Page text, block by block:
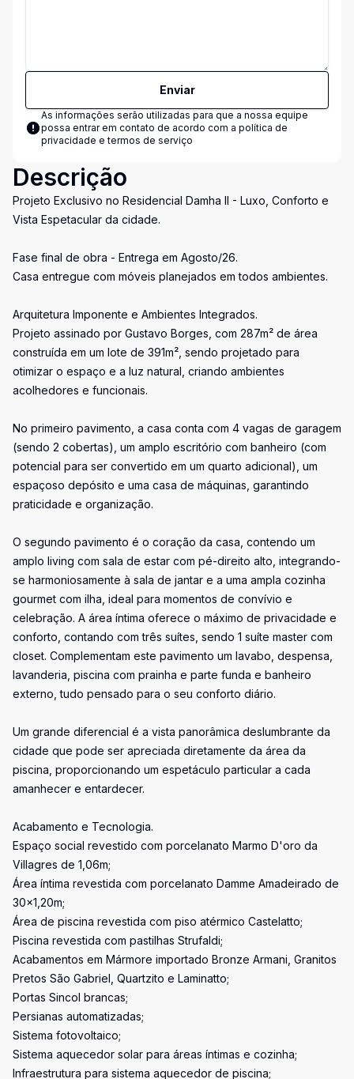
Enviar
As informações serão utilizadas para que a nossa equipe
possa entrar em contato de acordo com a política de
privacidade e termos de serviço
Descrição
Projeto Exclusivo no Residencial Damha II - Luxo, Conforto e
Vista Espetacular da cidade.
Fase final de obra - Entrega em Agosto/26.
Casa entregue com móveis planejados em todos ambientes.
Arquitetura Imponente e Ambientes Integrados.
Projeto assinado por Gustavo Borges, com 287m² de área
construída em um lote de 391m², sendo projetado para
otimizar o espaço e a luz natural, criando ambientes
acolhedores e funcionais.
No primeiro pavimento, a casa conta com 4 vagas de garagem
(sendo 2 cobertas), um amplo escritório com banheiro (com
potencial para ser convertido em um quarto adicional), um
espaçoso depósito e uma casa de máquinas, garantindo
praticidade e organização.
O segundo pavimento é o coração da casa, contendo um
amplo living com sala de estar com pé-direito alto, integrando-
se harmoniosamente à sala de jantar e a uma ampla cozinha
gourmet com ilha, ideal para momentos de convívio e
celebração. A área íntima oferece o máximo de privacidade e
conforto, contando com três suítes, sendo 1 suíte master com
closet. Complementam este pavimento um lavabo, despensa,
lavanderia, piscina com prainha e parte funda e banheiro
externo, tudo pensado para o seu conforto diário.
Um grande diferencial é a vista panorâmica deslumbrante da
cidade que pode ser apreciada diretamente da área da
piscina, proporcionando um espetáculo particular a cada
amanhecer e entardecer.
Acabamento e Tecnologia.
Espaço social revestido com porcelanato Marmo D'oro da
Villagres de 1,06m;
Área íntima revestida com porcelanato Damme Amadeirado de
30x1,20m;
Área de piscina revestida com piso atérmico Castelatto;
Piscina revestida com pastilhas Strufaldi;
Acabamentos em Mármore importado Bronze Armani, Granitos
Pretos São Gabriel, Quartzito e Laminatto;
Portas Sincol brancas;
Persianas automatizadas;
Sistema fotovoltaico;
Sistema aquecedor solar para áreas íntimas e cozinha;
Infraestrutura para sistema aquecedor de piscina;